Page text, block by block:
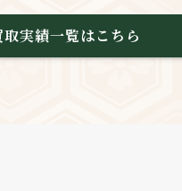
取実績一覧はこちら